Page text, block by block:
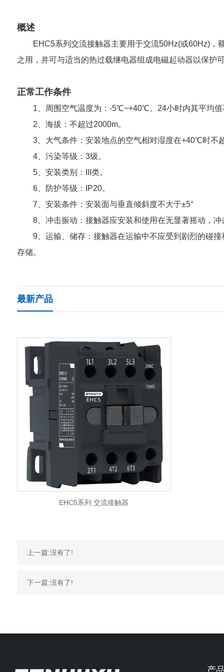
概述
EHC5系列交流接触器主要用于交流50Hz(或60Hz)
之用，并可与适当的热过载继电器组成电磁起动器以保护
正常工作条件
1、周围空气温度为：-5℃~+40℃。24小时内其平均
2、海拔：不超过2000m。
3、大气条件：安装地点的空气相对湿度在+40℃时不
4、污染等级：3级。
5、安装类别：III类。
6、防护等级：IP20。
7、安装条件：安装面与垂直倾斜度不大于±5°
8、冲击振动：接触器应安装和使用在无显著摇动，
9、运输、储存：接触器在运输中不应受到剧烈的碰
存储。
最新产品
EHC5系列 交流接触器
上一篇:没有了!
下一篇:没有了!
产